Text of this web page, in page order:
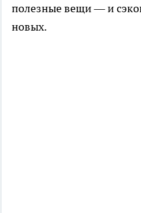
полезные вещи — и
новых.